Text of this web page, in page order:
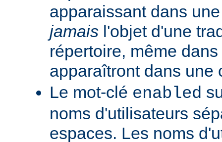
apparaissant dans
jamais l'objet d'une
répertoire, même
apparaîtront dans une
Le mot-clé enabled
noms d'utilisateurs
espaces. Les noms